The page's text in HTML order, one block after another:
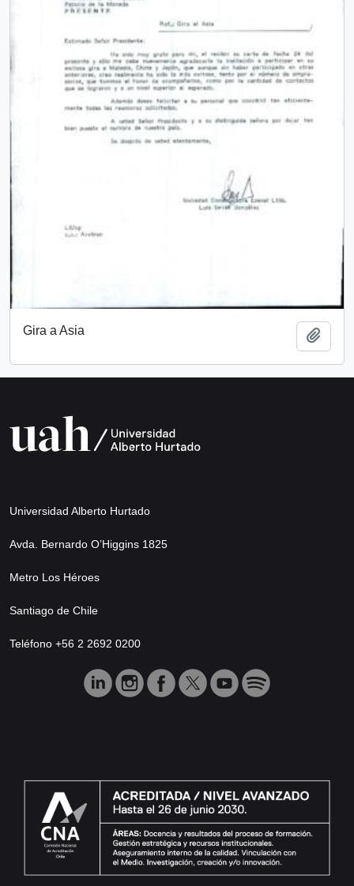
Gira a Asia
Universidad Alberto Hurtado
Avda. Bernardo O’Higgins 1825
Metro Los Héroes
Santiago de Chile
Teléfono +56 2 2692 0200